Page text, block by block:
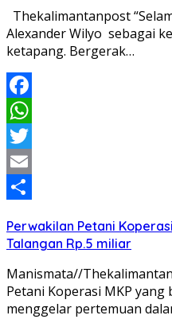
Thekalimantanpost
Alexander Wilyo sebagai
ketapang. Bergerak…
Facebook
WhatsApp
Twitter
Email
Perwakilan Petani
Talangan Rp.5 miliar
Manismata//
Petani Koperasi MKP yang
menggelar pertemuan